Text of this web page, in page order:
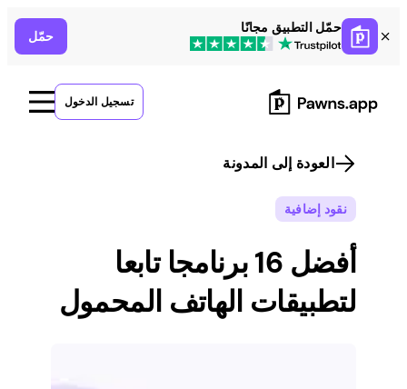
Skip
to
content
حمّل التطبيق مجانًا
حمّل
تسجيل الدخول
العودة إلى المدونة
نقود إضافية
أفضل 16 برنامجا تابعا
لتطبيقات الهاتف المحمول